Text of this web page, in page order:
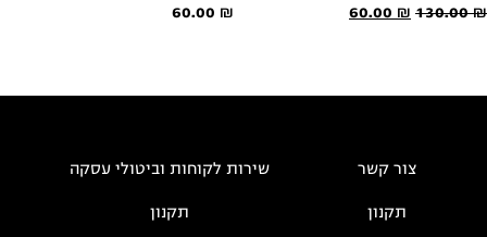
130.00המחיר
60.00₪
המחיר
60.00₪
צור קשר שירות לקוחות וביטולי עסקה
תקנון תקנון